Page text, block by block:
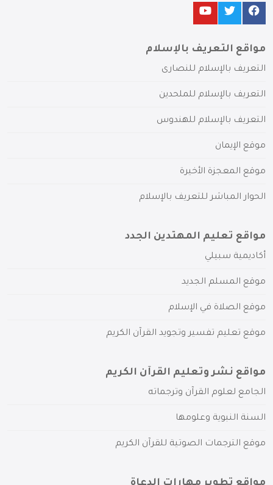
مواقع التعريف بالإسلام
التعريف بالإسلام للنصارى
التعريف بالإسلام للملحدين
التعريف بالإسلام للهندوس
موقع الإيمان
موقع المعجزة الأخيرة
الحوار المباشر للتعريف بالإسلام
مواقع تعليم المهتدين الجدد
أكاديمية سبيلي
موقع المسلم الجديد
موقع الصلاة في الإسلام
موقع تعليم تفسير وتجويد القرآن الكريم
مواقع نشر وتعليم القرآن الكريم
الجامع لعلوم القرآن وترجماته
السنة النبوية وعلومها
موقع الترجمات الصوتية للقرآن الكريم